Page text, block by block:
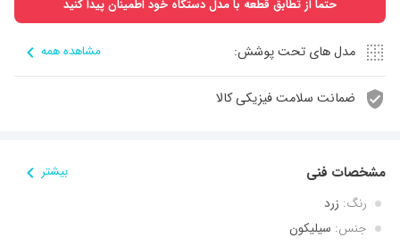
حتما از تطابق قطعه با مدل دستگاه خود اطمینان پیدا کنید
مدل های تحت پوشش: مشاهده همه
ضمانت سلامت فیزیکی کالا
مشخصات فنی
بیشتر
رنگ: زرد
جنس: سیلیکون